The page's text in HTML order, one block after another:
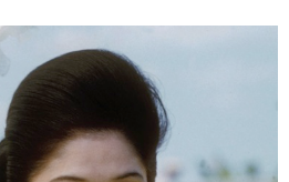
| La nieve